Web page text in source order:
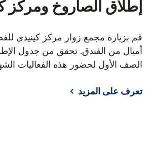
إطلاق الصاروخ ومركز
أميال من الفندق. تحقق من جدول
الصف الأول لحضور هذه الفعاليات
تعرف على المزيد